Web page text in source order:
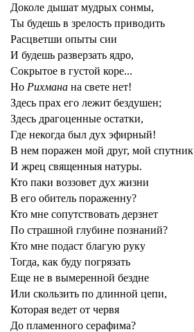
Доколе дышат мудрых сонмы,
Ты будешь в зрелость приводить
Расцветши опыты сии
И будешь разверзать ядро,
Сокрытое в густой коре...
Но Рихмана на свете нет!
Здесь прах его лежит бездушен;
Здесь драгоценные остатки,
Где некогда был дух эфирный!
В нем поражен мой друг, мой спутник
И жрец священныя натуры.
Кто паки воззовет дух жизни
В его обитель пораженну?
Кто мне сопутствовать дерзнет
По страшной глубине познаний?
Кто мне подаст благую руку
Тогда, как буду погрязать
Еще не в вымеренной бездне
Или скользить по длинной цепи,
Которая ведет от червя
До пламенного серафима?